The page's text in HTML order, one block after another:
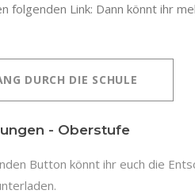
folgenden Link: Dann könnt ihr
DURCH DIE SCHULE
- Oberstufe
Button könnt ihr euch die